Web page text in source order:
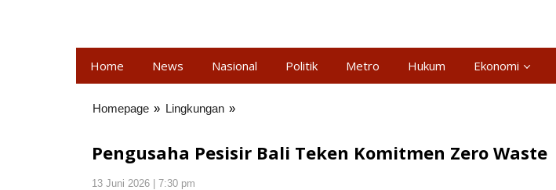
Home News Nasional Politik Metro Hukum Ekonomi
Homepage » Lingkungan »
Teken
Pengusaha Pesisir Bali Teken Komitmen Zero Waste
13 Juni 2026 | 7:30 pm